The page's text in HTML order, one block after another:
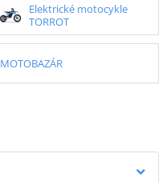
Elektrické motocykle
TORROT
MOTOBAZÁR